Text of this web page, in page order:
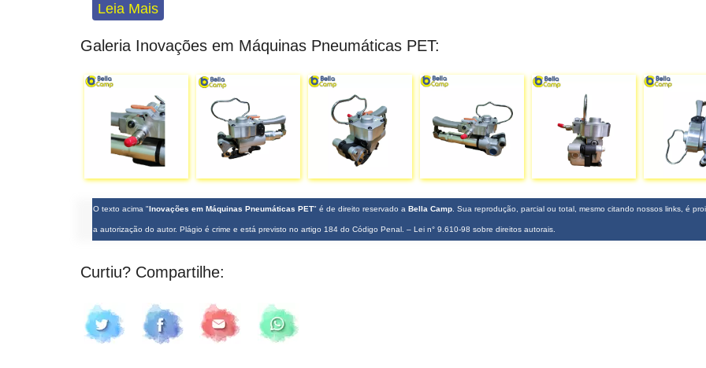
Leia Mais
Galeria Inovações em Máquinas Pneumáticas PET:
O texto acima "Inovações em Máquinas Pneumáticas PET" é de direito reservado a Bella Camp . Sua reprodução, parcial ou total, mesmo citando nossos links, é
a autorização do autor. Plágio é crime e está previsto no artigo 184 do Código Penal. – Lei n° 9.610-98 sobre direitos autorais
Curtiu? Compartilhe: